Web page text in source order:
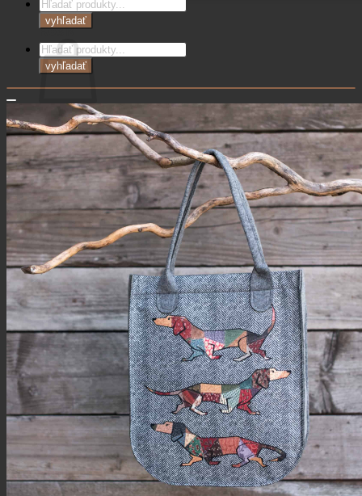
Košík
Žiadne produkty v košíku.
Vrátiť sa do obchodu
Products
search
vyhľadať
Products
search
vyhľadať